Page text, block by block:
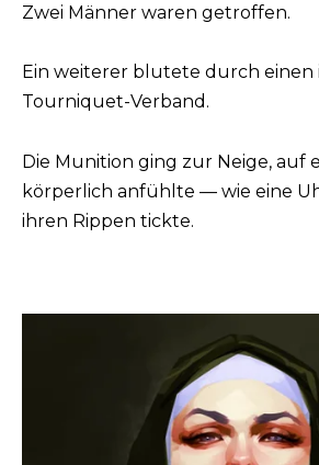
Zwei Männer waren getroffen.
Ein weiterer blutete durch einen
Tourniquet-Verband.
Die Munition ging zur Neige, auf
körperlich anfühlte — wie eine
ihren Rippen tickte.